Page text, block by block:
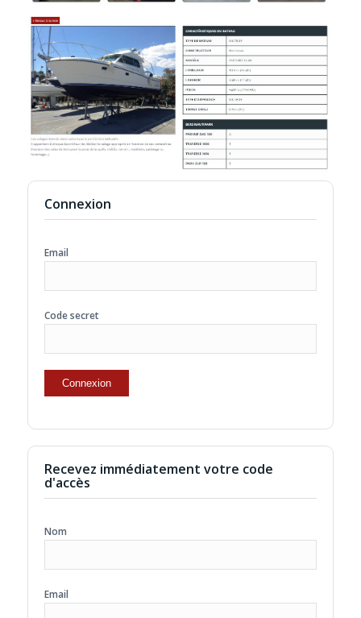
Connexion
Email
Code secret
Recevez immédiatement votre code
d'accès
Nom
Email